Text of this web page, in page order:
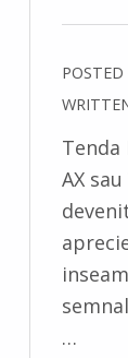
POSTED
C
O
M
E
Tenda
AX
…